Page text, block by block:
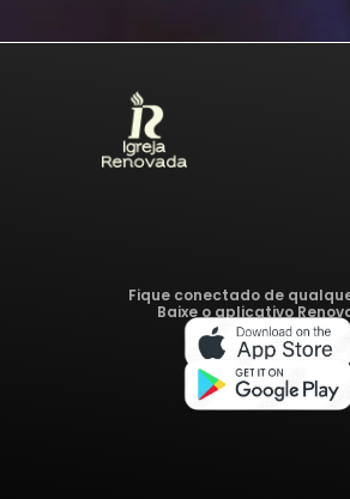
Fique conectado de
Baixe o aplicativo